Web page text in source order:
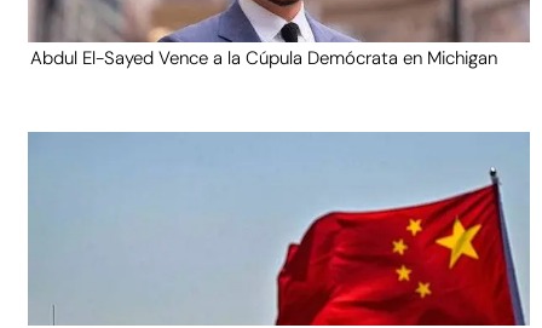
Abdul El-Sayed Vence a la Cúpula Demócrata en Michigan